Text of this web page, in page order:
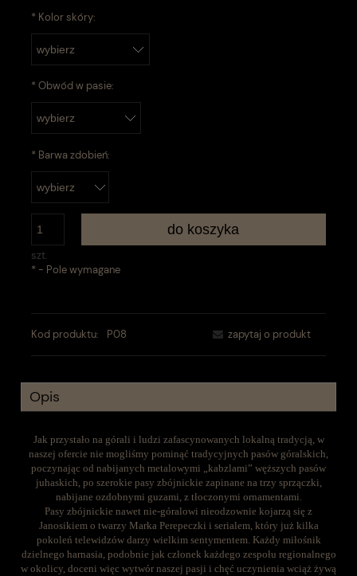
* Kolor skóry:
* Obwód w pasie:
* Barwa zdobień:
szt.
do koszyka
* - Pole wymagane
Kod produktu: P08 zapytaj o produkt
Opis
Jak przystało na górali i ludzi zafascynowanych lokalną tradycją, w
naszej ofercie nie mogliśmy pominąć tradycyjnych pasów góralskich,
poczynając od nabijanych metalowymi „kabzlami” węższych pasów
juhaskich, po szerokie pasy zbójnickie zapinane na trzy sprzączki,
nabijane ozdobnymi guzami, z tłoczonymi ornamentami.
Pasy zbójnickie nawet nie-góralowi nieodzownie kojarzą się z
Janosikiem o twarzy Marka Perepeczki i serialem, który już kilka
pokoleń telewidzów darzy wielkim sentymentem. Każdy miłośnik
dzielnego harnasia, podobnie jak członek każdego zespołu regionalnego
w okolicy, doceni więc wytwór naszej pasji i chęć uczynienia wciąż żywą